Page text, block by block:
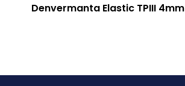
Denvermanta Elastic TPIII 4mm